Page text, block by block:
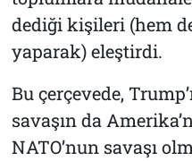
dediği kişileri (hem
yaparak) eleştirdi.
Bu çerçevede,
savaşın da
NATO’nun savaşı